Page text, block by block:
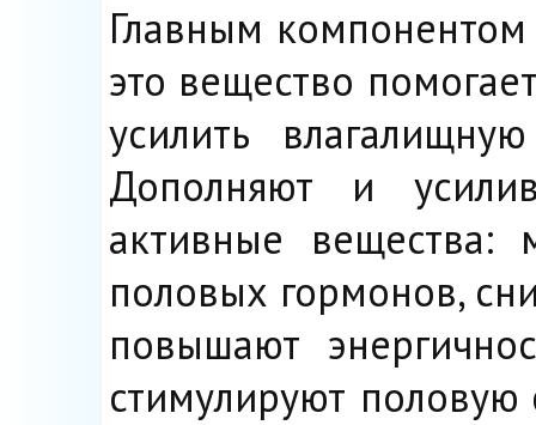
Главным
это вещество
усилить
Дополняют и
активные вещества:
половых гормонов,
повышают
стимулируют